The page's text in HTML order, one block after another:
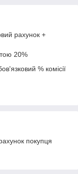
рахунок +
20%
% комісії
покупця